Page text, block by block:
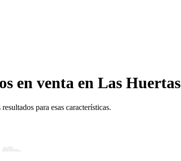
en venta en Las Huertas
para esas características.